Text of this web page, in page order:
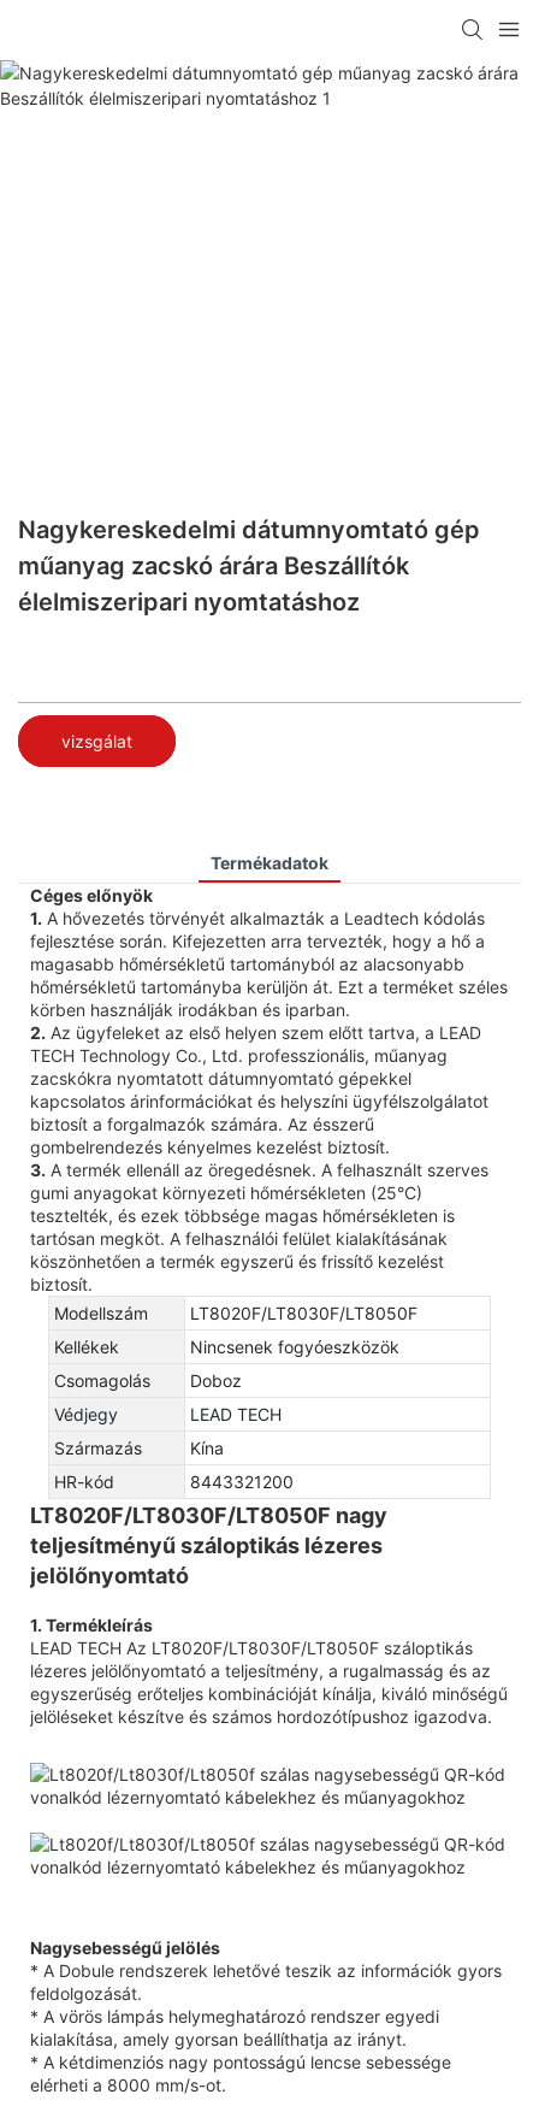
Nagykereskedelmi dátumnyomtató gép
műanyag zacskó árára Beszállítók
élelmiszeripari nyomtatáshoz
vizsgálat
Termékadatok
Céges előnyök
1. A hővezetés törvényét alkalmazták a Leadtech kódolás
fejlesztése során. Kifejezetten arra tervezték, hogy a hő a
magasabb hőmérsékletű tartományból az alacsonyabb
hőmérsékletű tartományba kerüljön át. Ezt a terméket széles
körben használják irodákban és iparban.
2. Az ügyfeleket az első helyen szem előtt tartva, a LEAD
TECH Technology Co., Ltd. professzionális, műanyag
zacskókra nyomtatott dátumnyomtató gépekkel
kapcsolatos árinformációkat és helyszíni ügyfélszolgálatot
biztosít a forgalmazók számára. Az ésszerű
gombelrendezés kényelmes kezelést biztosít.
3. A termék ellenáll az öregedésnek. A felhasznált szerves
gumi anyagokat környezeti hőmérsékleten (25°C)
tesztelték, és ezek többsége magas hőmérsékleten is
tartósan megköt. A felhasználói felület kialakításának
köszönhetően a termék egyszerű és frissítő kezelést
biztosít.
Modellszám
LT8020F/LT8030F/LT8050F
Kellékek
Nincsenek fogyóeszközök
Csomagolás
Doboz
Védjegy
LEAD TECH
Származás
Kína
HR-kód
8443321200
LT8020F/LT8030F/LT8050F nagy
teljesítményű száloptikás lézeres
jelölőnyomtató
1. Termékleírás
LEAD TECH Az LT8020F/LT8030F/LT8050F száloptikás
lézeres jelölőnyomtató a teljesítmény, a rugalmasság és az
egyszerűség erőteljes kombinációját kínálja, kiváló minőségű
jelöléseket készítve és számos hordozótípushoz igazodva.
Nagysebességű jelölés
* A Dobule rendszerek lehetővé teszik az információk gyors
feldolgozását.
* A vörös lámpás helymeghatározó rendszer egyedi
kialakítása, amely gyorsan beállíthatja az irányt.
* A kétdimenziós nagy pontosságú lencse sebessége
elérheti a 8000 mm/s-ot.